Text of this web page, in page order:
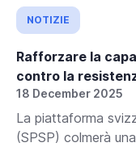
NOTIZIE
Rafforzare la
contro la
18 December 2025
La piattaforma
(SPSP) colmerà